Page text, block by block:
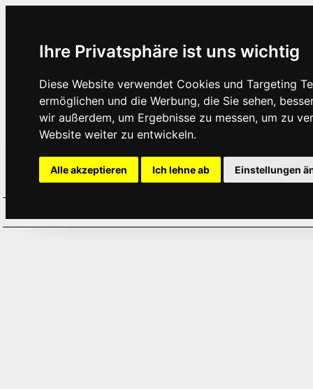
Ihre Privatsphäre ist uns wichtig
Diese Website verwendet Cookies und Targeting
ermöglichen und die Werbung, die Sie sehen,
wir außerdem, um Ergebnisse zu messen, um zu
Website weiter zu entwickeln.
Alle akzeptieren Ich lehne ab Einstellungen